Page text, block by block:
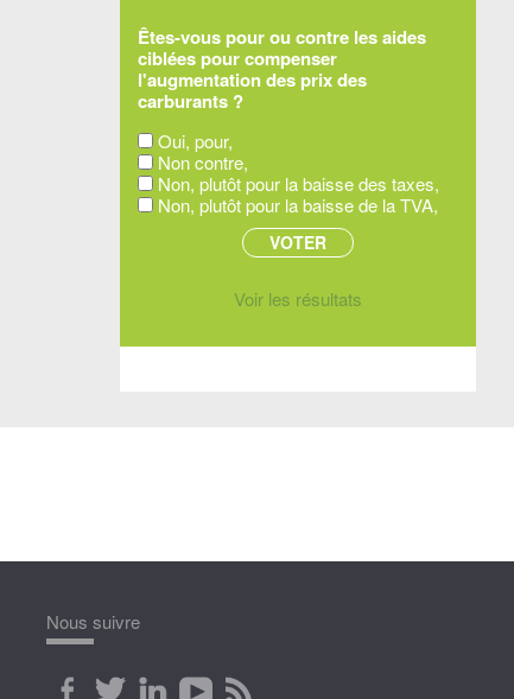
Êtes-vous pour ou contre les aides
ciblées pour compenser
l'augmentation des prix des
carburants ?
Oui, pour,
Non contre,
Non, plutôt pour la baisse des taxes,
Non, plutôt pour la baisse de la TVA,
Voir les résultats
Nous suivre